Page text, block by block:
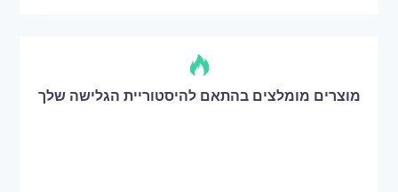
מוצרים מומלצים בהתאם להיסטוריית הגלישה שלך